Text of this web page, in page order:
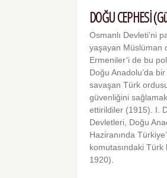
DOĞU CEPHESİ
Osmanlı Devleti’ni
yaşayan Müslüman
Ermeniler’i de bu
Doğu Anadolu’da
savaşan Türk
güvenliğini
ettirildiler (1915). I.
Devletleri, Doğu
Haziranında
komutasındaki
1920).